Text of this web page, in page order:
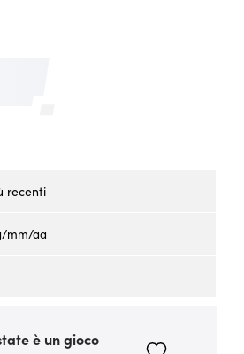
recenti
è un gioco